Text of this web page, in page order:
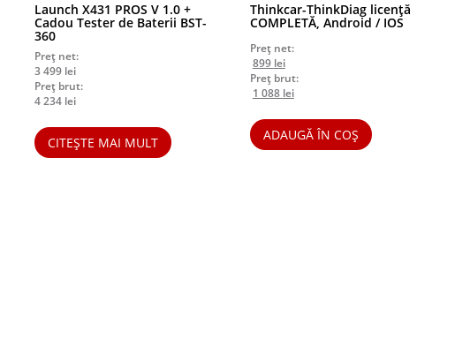
Launch X431 PROS V 1.0 +
Cadou Tester de Baterii BST-
360
Preț net:
3 499 lei
Preț brut:
4 234 lei
CITEȘTE MAI MULT
Thinkcar-ThinkDiag licență
COMPLETĂ, Android / IOS
Preț net:
Prețul
inițial
a
1
199 lei.
899 leiPrețul
curent
este:
Preț brut:
Prețul
a
fost:
1
1 088 leiPrețul
este:
1
088 lei.
ADAUGĂ ÎN COȘ